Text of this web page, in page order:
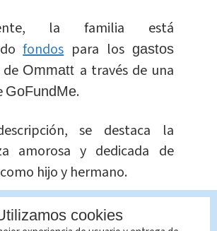
la familia está
fondospara los gastos
Ommatt a través de una
GoFundMe.
se destaca la
amorosa y dedicada de
como hijo y hermano.
que estaba en su primer año
cookies